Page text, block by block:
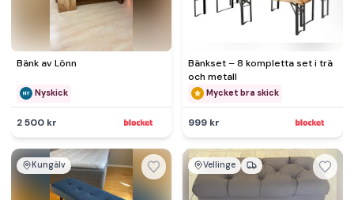
Bänk av Lönn
Nyskick
2 500 kr
Bänkset – 8 kompletta set i trä
och metall
Mycket bra skick
999 kr
Kungälv Vellinge